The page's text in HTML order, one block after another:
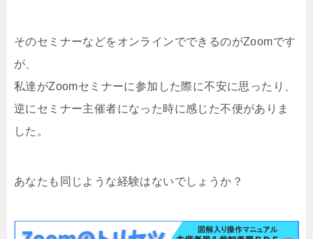
そのセミナーなどをオンラインでできるのがZoomです
が、
私達がZoomセミナーに参加した際に不安に思ったり、
逆にセミナー主催者になった時に感じた不便がありま
した。
あなたも同じような経験はないでしょうか？